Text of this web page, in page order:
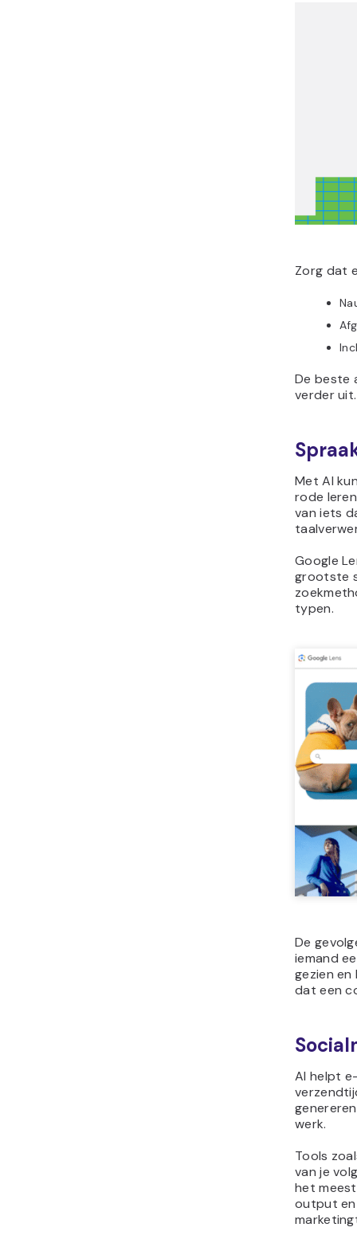
Zorg dat
De beste
verder uit.
Met AI
rode
van iets
Google
grootste
typen.
De
iemand
gezien en
dat een
AI helpt
werk.
Tools
van je
het
output